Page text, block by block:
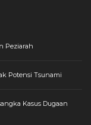
Peziarah
Potensi Tsunami
Kasus Dugaan